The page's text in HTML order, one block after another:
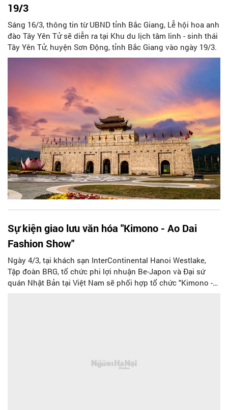
19/3
Sáng 16/3, thông tin từ UBND tỉnh Bắc Giang, Lễ hội hoa anh
đào Tây Yên Tử sẽ diễn ra tại Khu du lịch tâm linh - sinh thái
Tây Yên Tử, huyện Sơn Động, tỉnh Bắc Giang vào ngày 19/3.
Sự kiện giao lưu văn hóa "Kimono - Ao Dai
Fashion Show"
Ngày 4/3, tại khách sạn InterContinental Hanoi Westlake,
Tập đoàn BRG, tổ chức phi lợi nhuận Be-Japon và Đại sứ
quán Nhật Bản tại Việt Nam sẽ phối hợp tổ chức "Kimono -